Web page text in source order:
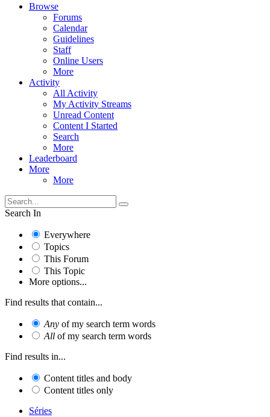
Browse
Forums
Calendar
Guidelines
Staff
Online Users
More
Activity
All Activity
My Activity Streams
Unread Content
Content I Started
Search
More
Leaderboard
More
More
Search In
Everywhere
Topics
This Forum
This Topic
More options...
Find results that contain...
Any of my search term words
All of my search term words
Find results in...
Content titles and body
Content titles only
Séries